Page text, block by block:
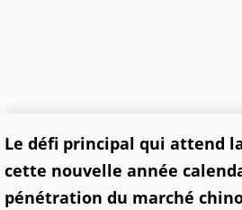
Le défi principal qui attend
cette nouvelle année
pénétration du marché